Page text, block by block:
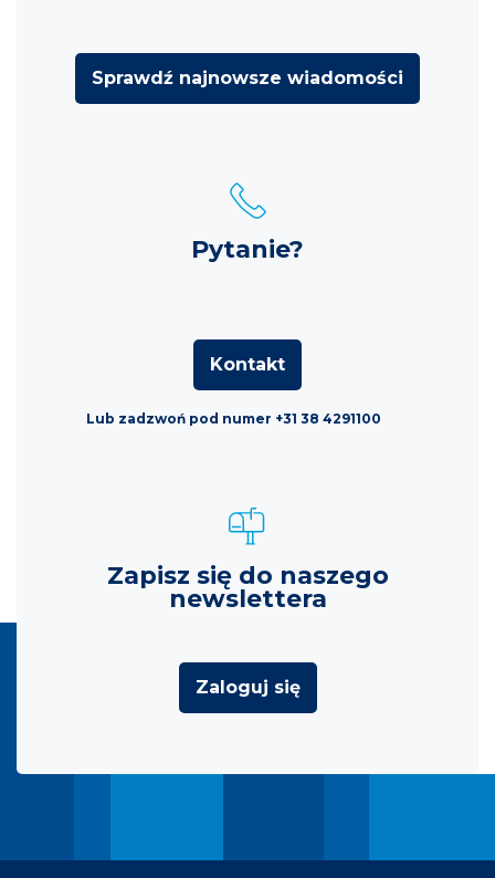
Sprawdź najnowsze wiadomości
Pytanie?
Kontakt
Lub zadzwoń pod numer +31 38 4291100
Zapisz się do naszego
newslettera
Zaloguj się